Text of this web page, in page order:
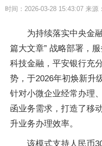
时间：2026-03-28 15:43:07 来源
为持续落实中央金
篇大文章” 战略部署，
科技金融， 平安银行充
势，于2026年初焕新升
针对小微企业经常办理
函业务需求，打造了移
升业务办理效率。
该模式支持人民币